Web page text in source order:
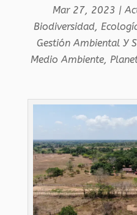
Mar 27, 2023 |
Biodiversidad,
Gestión Ambiental Y
Medio Ambiente,